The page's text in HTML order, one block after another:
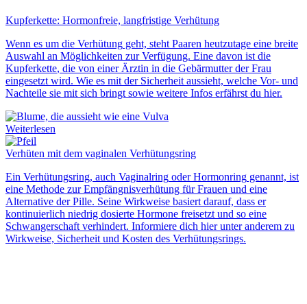
Kupferkette: Hormonfreie, langfristige Verhütung
Wenn es um die Verhütung geht, steht Paaren heutzutage eine breite
Auswahl an Möglichkeiten zur Verfügung. Eine davon ist die
Kupferkette, die von einer Ärztin in die Gebärmutter der Frau
eingesetzt wird. Wie es mit der Sicherheit aussieht, welche Vor- und
Nachteile sie mit sich bringt sowie weitere Infos erfährst du hier.
Weiterlesen
Verhüten mit dem vaginalen Verhütungsring
Ein Verhütungsring, auch Vaginalring oderHormonring genannt, ist
eine Methode zur Empfängnisverhütung für Frauen und eine
Alternative der Pille. Seine Wirkweise basiert darauf, dass er
kontinuierlich niedrig dosierte Hormone freisetzt und so eine
Schwangerschaft verhindert. Informiere dich hier unter anderem zu
Wirkweise, Sicherheit und Kosten des Verhütungsrings.